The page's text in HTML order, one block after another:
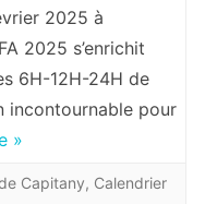
2025 à
2025 s’enrichit
6H-12H-24H de
incontournable pour
»
Capitany, Calendrier